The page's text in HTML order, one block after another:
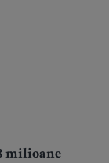
milioane